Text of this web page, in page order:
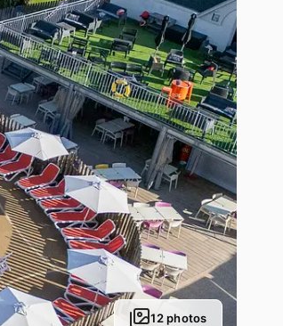
12 photos